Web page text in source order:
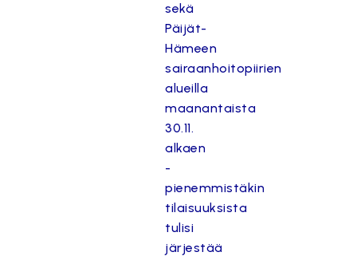
sekä
Päijät-
Hämeen
sairaanhoitopiirien
alueilla
maanantaista
30.11.
alkaen
-
pienemmistäkin
tilaisuuksista
tulisi
järjestää